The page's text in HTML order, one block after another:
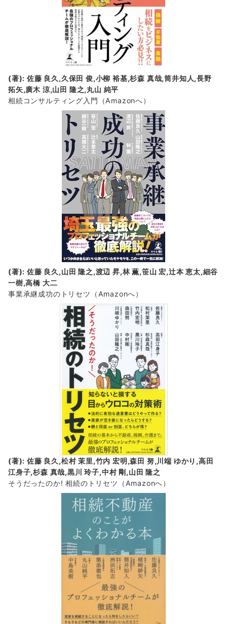
(著): 佐藤 良久,久保田 俊,小柳 裕基,杉森 真哉,筒井知人,長野
拓矢,廣木 涼,山田 隆之,丸山 純平
相続コンサルティング入門 （Amazonへ）
(著): 佐藤 良久,山田 隆之,渡辺 昇,林 薫,笹山 宏,辻本 恵太,細谷
一樹,高橋 大二
事業承継成功のトリセツ
（Amazonへ）
(著): 佐藤 良久,松村 茉里,竹内 宏明,森田 努,川端 ゆかり,高田
江身子,杉森 真哉,黒川 玲子,中村 剛,山田 隆之
そうだったのか! 相続のトリセツ
（Amazonへ）